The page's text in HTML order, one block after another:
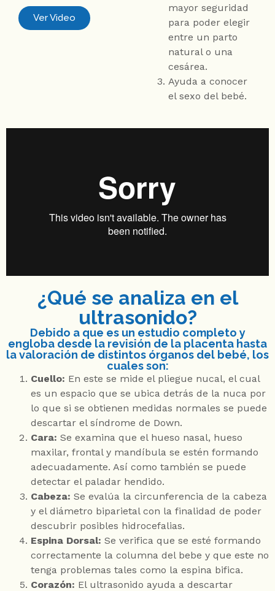
Ver Video
mayor seguridad
para poder elegir
entre un parto
natural o una
cesárea.
Ayuda a conocer
el sexo del bebé.
¿Qué se analiza en el
ultrasonido?
Debido a que es un estudio completo y
engloba desde la revisión de la placenta hasta
la valoración de distintos órganos del bebé, los
cuales son:
Cuello: En este se mide el pliegue nucal, el cual
es un espacio que se ubica detrás de la nuca por
lo que si se obtienen medidas normales se puede
descartar el síndrome de Down.
Cara: Se examina que el hueso nasal, hueso
maxilar, frontal y mandíbula se estén formando
adecuadamente. Así como también se puede
detectar el paladar hendido.
Cabeza: Se evalúa la circunferencia de la cabeza
y el diámetro biparietal con la finalidad de poder
descubrir posibles hidrocefalias.
Espina Dorsal: Se verifica que se esté formando
correctamente la columna del bebe y que este no
tenga problemas tales como la espina bifica.
Corazón: El ultrasonido ayuda a descartar